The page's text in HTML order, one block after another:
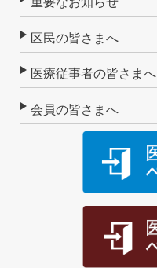
区民の皆さまへ
医療従事者の皆さまへ
会員の皆さまへ